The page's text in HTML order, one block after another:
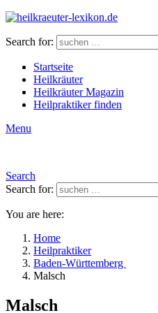
Search for:
Startseite
Heilkräuter
Heilkräuter Magazin
Heilpraktiker finden
Menu
Search
Search for:
You are here:
Home
Heilpraktiker
Baden-Württemberg
Malsch
Malsch